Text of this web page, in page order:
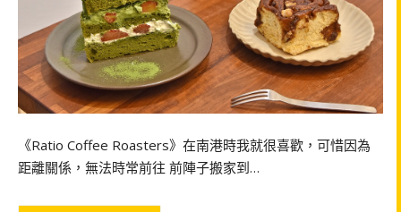
《Ratio Coffee Roasters》在南港時我就很喜歡，可惜因為
距離關係，無法時常前往 前陣子搬家到…